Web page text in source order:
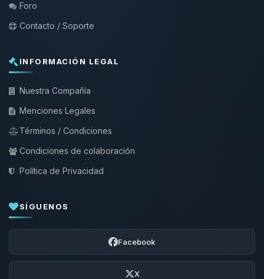
Foro
Contacto / Soporte
INFORMACIÓN LEGAL
Nuestra Compañía
Menciones Legales
Términos / Condiciones
Condiciones de colaboración
Política de Privacidad
SÍGUENOS
Facebook
X